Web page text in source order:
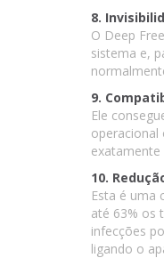
8.
O Deep
sistema e,
9.
Ele
operacional
exatamente
10.
Esta é uma
até 63% os
infecções
ligando o